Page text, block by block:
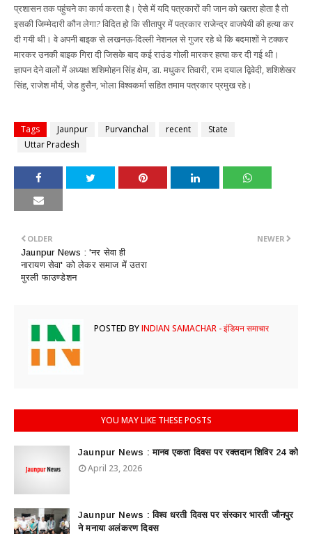
प्रशासन तक पहुंचने का कार्य करता है। ऐसे में यदि पत्रकारों की जान को खतरा होता है तो
इसकी जिम्मेदारी कौन लेगा? विदित हो कि सीतापुर में पत्रकार राजेन्द्र वाजपेयी की हत्या कर
दी गयी थी। वे अपनी बाइक से लखनऊ-दिल्ली नेशनल से गुजर रहे थे कि बदमाशों ने टक्कर
मारकर उनकी बाइक गिरा दी जिसके बाद कई राउंड गोली मारकर हत्या कर दी गई थी।
ज्ञापन देने वालों में अध्यक्ष शशिमोहन सिंह क्षेम, डा. मधुकर तिवारी, राम दयाल द्विवेदी, शशिशेखर
सिंह, राजेश मौर्य, जेड हुसैन, भोला विश्वकर्मा सहित तमाम पत्रकार प्रमुख रहे।
Tags Jaunpur Purvanchal recent
State
Uttar Pradesh
NEWER
OLDER
Jaunpur News : ​'नर सेवा ही
नारायण सेवा' को लेकर समाज में उतरा
मुरली फाउण्डेशन
POSTED BYINDIAN SAMACHAR - इंडियन समाचार
YOU MAY LIKE THESE POSTS
Jaunpur News : ​मानव एकता दिवस पर रक्तदान शिविर 24 को
April 23, 2026
Jaunpur News : विश्व धरती दिवस पर संस्कार भारती जौनपुर
ने मनाया अलंकरण दिवस